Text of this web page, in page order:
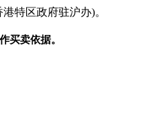
特区政府驻沪办)。
买卖依据。